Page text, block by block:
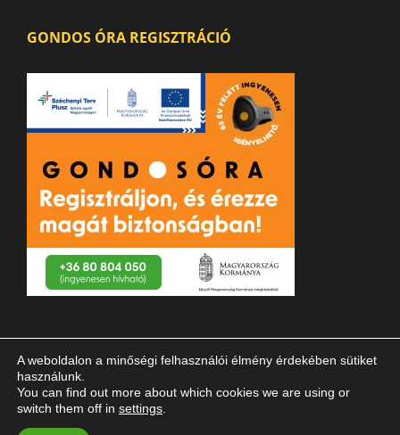
GONDOS ÓRA REGISZTRÁCIÓ
© 2023 Magyar Vakok és Gyengénlátók Országos Szövetsége
A weboldalon a minőségi felhasználói élmény érdekében sütiket
használunk.
You can find out more about which cookies we are using or
switch them off in settings